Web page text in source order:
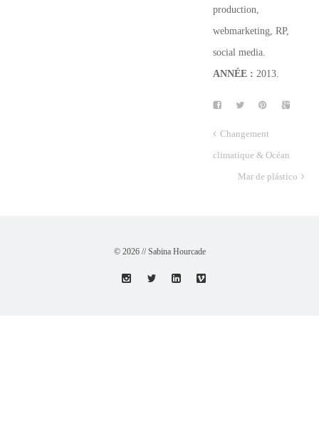
production,
webmarketing, RP,
social media.
ANNÉE : 2013.
Changement
climatique & Océan
Mar de plástico
© 2026 // Sabina Hourcade